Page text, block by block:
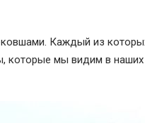
ковшами. Каждый из
которые мы видим в наших